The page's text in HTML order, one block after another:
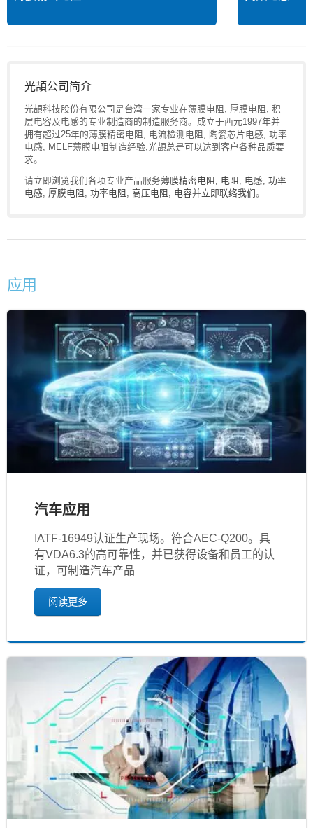
光頡公司简介
光頡科技股份有限公司是台湾一家专业在薄膜电阻, 厚膜电阻, 积
层电容及电感的专业制造商的制造服务商。成立于西元1997年并
拥有超过25年的薄膜精密电阻, 电流检测电阻, 陶瓷芯片电感, 功率
电感, MELF薄膜电阻制造经验,光頡总是可以达到客户各种品质要
求。
请立即浏览我们各项专业产品服务薄膜精密电阻 , 电阻 , 电感, 功率
电感, 厚膜电阻 , 功率电阻 , 高压电阻 , 电容并立即联络我们。
应用
汽车应用
IATF‐16949认证生产现场。符合AEC-Q200。具
有VDA6.3的高可靠性，并已获得设备和员工的认
证，可制造汽车产品
阅读更多